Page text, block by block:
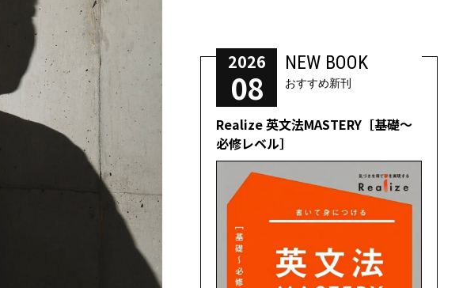
2026
08
NEW BOOK
おすすめ新刊
Realize 英文法MASTERY［基礎～
必修レベル］